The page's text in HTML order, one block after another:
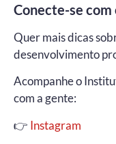
Conecte-se
Quer mais dicas
desenvolvimento
Acompanhe o
com a gente:
👉 Instagram